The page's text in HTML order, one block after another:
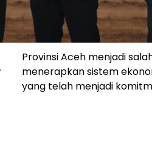
Provinsi Aceh menjadi
menerapkan sistem
yang telah menjadi